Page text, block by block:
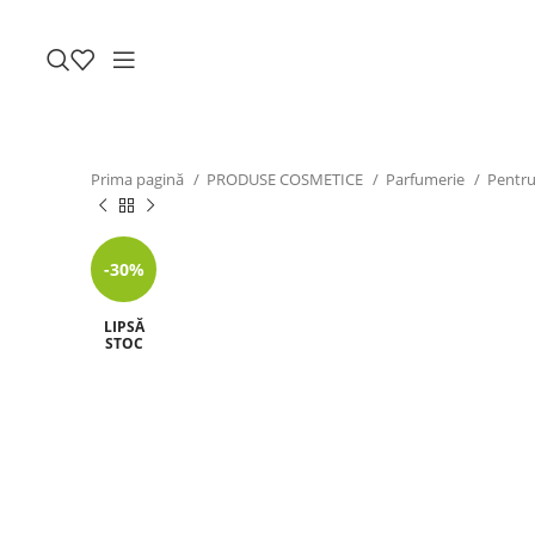
Prima pagină PRODUSE COSMETICE Parfumerie
-30%
LIPSĂ
STOC